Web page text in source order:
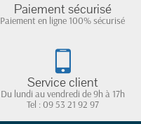
Paiement sécurisé
Paiement en ligne 100% sécurisé
Service client
Du lundi au vendredi de 9h à 17h
Tel : 09 53 21 92 97